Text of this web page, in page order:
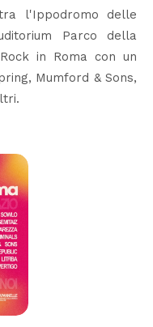
l'Ippodromo delle
Parco della
in Roma con un
Mumford & Sons,